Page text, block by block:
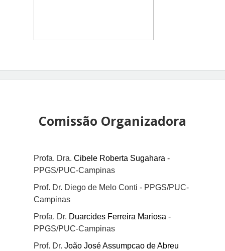
Comissão Organizadora
Profa. Dra.Cibele Roberta Sugahara -
PPGS/PUC-Campinas
Prof. Dr. Diego de Melo Conti - PPGS/PUC-
Campinas
Profa. Dr. Duarcides Ferreira Mariosa -
PPGS/PUC-Campinas
Prof. Dr.João José Assumpcao de Abreu